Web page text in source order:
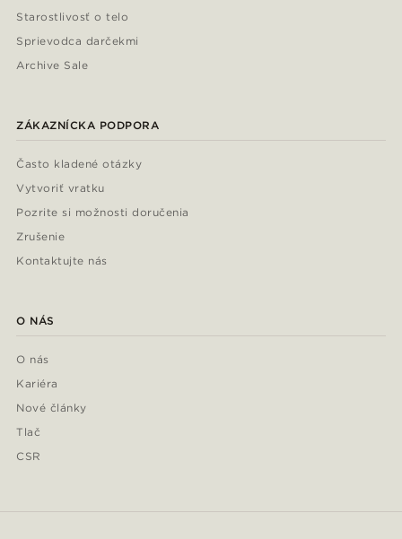
Starostlivosť o telo
Sprievodca darčekmi
Archive Sale
ZÁKAZNÍCKA PODPORA
Často kladené otázky
Vytvoriť vratku
Pozrite si možnosti doručenia
Zrušenie
Kontaktujte nás
O NÁS
O nás
Kariéra
Nové články
Tlač
CSR